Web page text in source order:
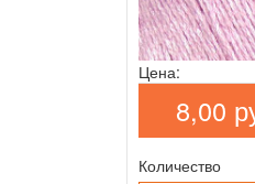
Цена:
8,00
Количество